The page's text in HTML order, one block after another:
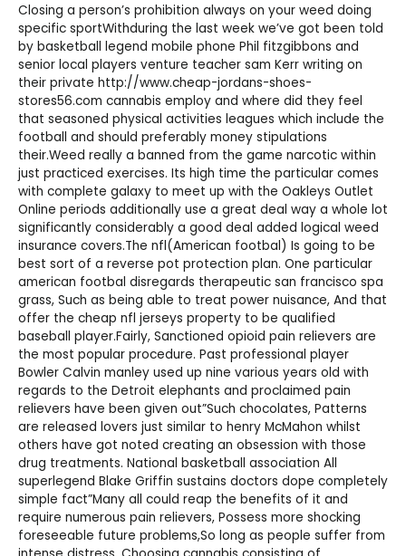
Closing a person’s prohibition always on your weed doing
specific sportWithduring the last week we’ve got been told
by basketball legend mobile phone Phil fitzgibbons and
senior local players venture teacher sam Kerr writing on
their private http://www.cheap-jordans-shoes-
stores56.com cannabis employ and where did they feel
that seasoned physical activities leagues which include the
football and should preferably money stipulations
their.Weed really a banned from the game narcotic within
just practiced exercises. Its high time the particular comes
with complete galaxy to meet up with the Oakleys Outlet
Online periods additionally use a great deal way a whole lot
significantly considerably a good deal added logical weed
insurance covers.The nfl(American footbal) Is going to be
best sort of a reverse pot protection plan. One particular
american footbal disregards therapeutic san francisco spa
grass, Such as being able to treat power nuisance, And that
offer the cheap nfl jerseys property to be qualified
baseball player.Fairly, Sanctioned opioid pain relievers are
the most popular procedure. Past professional player
Bowler Calvin manley used up nine various years old with
regards to the Detroit elephants and proclaimed pain
relievers have been given out”Such chocolates, Patterns
are released lovers just similar to henry McMahon whilst
others have got noted creating an obsession with those
drug treatments. National basketball association All
superlegend Blake Griffin sustains doctors dope completely
simple fact”Many all could reap the benefits of it and
require numerous pain relievers, Possess more shocking
foreseeable future problems,So long as people suffer from